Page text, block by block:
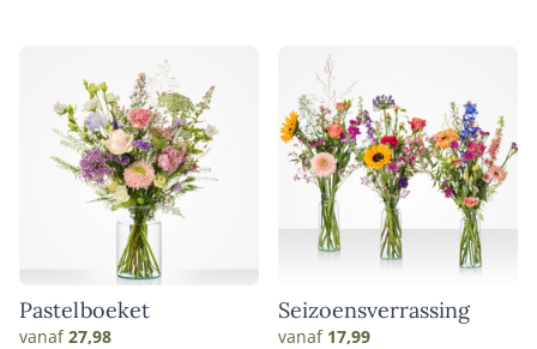
Pastelboeket
vanaf27,98
Seizoensverrassing
vanaf 17,99